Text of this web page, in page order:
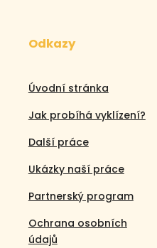
Odkazy
Úvodní stránka
Jak probíhá vyklízení?
Další práce
Ukázky naší práce
Partnerský program
Ochrana osobních
údajů